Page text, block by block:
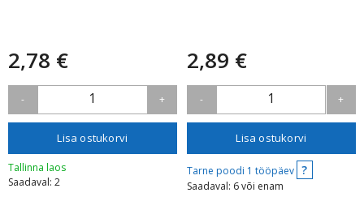
2,78 €
- 1 +
Lisa ostukorvi
Tallinna laos
Saadaval: 2
2,89 €
- 1 +
Lisa ostukorvi
Tarne poodi 1 tööpäev ?
Saadaval: 6 või enam